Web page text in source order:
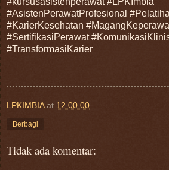
#AsistenPerawatProfesional
#KarierKesehatan
#SertifikasiPerawat
#TransformasiKarier
LPKIMBIA at 12.00.00
Berbagi
Tidak ada komentar: